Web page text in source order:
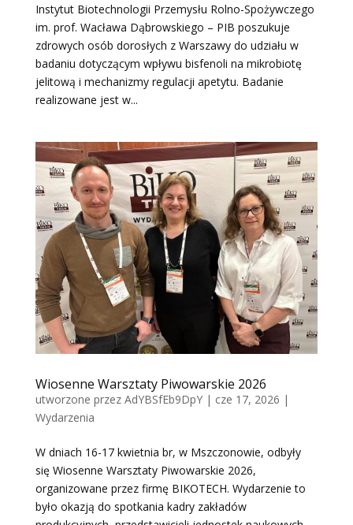
Instytut Biotechnologii Przemysłu Rolno-Spożywczego
im. prof. Wacława Dąbrowskiego – PIB poszukuje
zdrowych osób dorosłych z Warszawy do udziału w
badaniu dotyczącym wpływu bisfenoli na mikrobiotę
jelitową i mechanizmy regulacji apetytu. Badanie
realizowane jest w...
Wiosenne Warsztaty Piwowarskie 2026
utworzone przez AdYBSfEb9DpY| cze 17, 2026 |
Wydarzenia
W dniach 16-17 kwietnia br, w Mszczonowie, odbyły
się Wiosenne Warsztaty Piwowarskie 2026,
organizowane przez firmę BIKOTECH. Wydarzenie to
było okazją do spotkania kadry zakładów